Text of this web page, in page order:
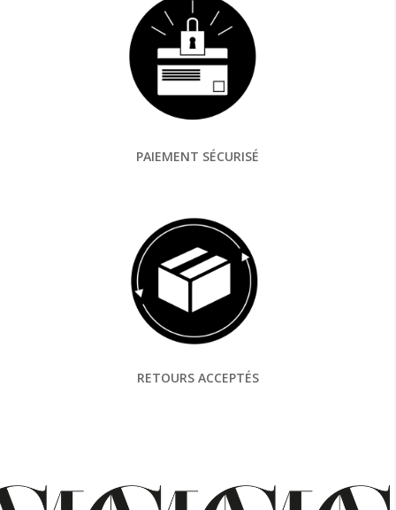
PAIEMENT SÉCURISÉ
RETOURS ACCEPTÉS